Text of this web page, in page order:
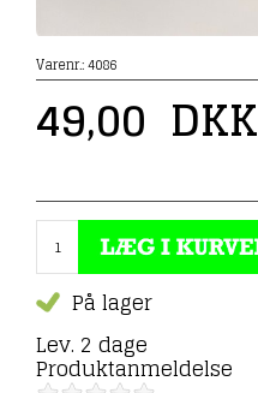
Varenr.:4086
49,00 DKK
På lager
Lev. 2 dage
Produktanmeldelse